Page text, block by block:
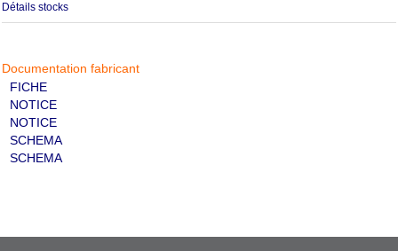
Détails stocks
Documentation fabricant
FICHE
NOTICE
NOTICE
SCHEMA
SCHEMA